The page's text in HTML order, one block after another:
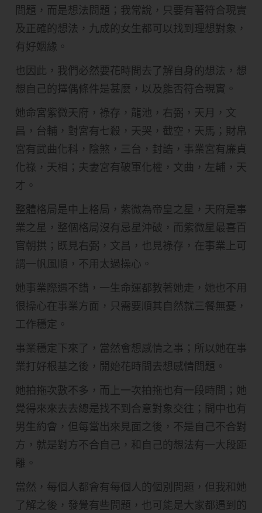
問題，而是想法問題；我常說，只要有著符合現實
及正確的想法，九成的女生都可以找到理想對象，
有好姻緣。
也因此，我們必然要花時間去了解自身的想法，想
想自己的擇偶條件是甚麼，以及能否符合現實。
她命宮紫微天府，祿存，龍池，右弼，天月，文
昌，台輔，對宮有七殺，天哭，截空，天馬；財帛
宮有武曲化科，陰煞，三台，封誥，事業宮有廉貞
化祿，天相；夫妻宮有破軍化權，文曲，左輔，天
才。
整體格局是中上格局，紫微為帝皇之星，天府是事
業之星，整個格局沒有忌星沖破，而紫微星最喜百
官朝拱；既見右弼，文昌，也見祿存，在事業上可
謂一帆風順，不用太過操心。
她事業際遇不錯，一生命運都教著她走，她也不用
很操心在事業方面，只需要順其自然就三餐無憂，
工作穩定。
事業穩定下來了，當然會想感情之事；所以她在事
業打好根基之後，開始花時間去想感情問題。
她拍拖次數不多，而上一次拍拖也有一段時間；她
覺得來來去去總是找不到合意對象交往；間中也有
男生約會，但每當出來見面之後，不是自己不合對
方，就是對方不合自己，和自己的想法有一大段距
離。
當然，每個人都會有每個人的個別問題，但我和她
了解之後，發覺有些問題，也可能是大家都遇到的